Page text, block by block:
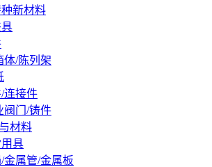
新材料
体/陈列架
连接件
阀门/铸件
材料
具
金属管/金属板